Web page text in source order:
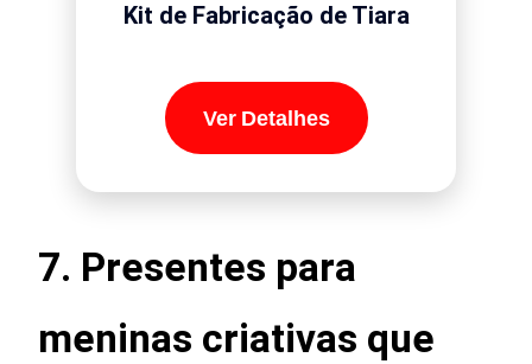
Kit de Fabricação de Tiara
Ver Detalhes
7. Presentes para
meninas criativas que